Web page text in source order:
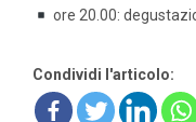
ore 20.00:
Condividi l'articolo: